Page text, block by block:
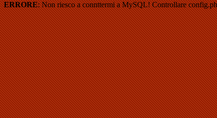
ERRORE: Non riesco a connttermi a MySQL! Controllare